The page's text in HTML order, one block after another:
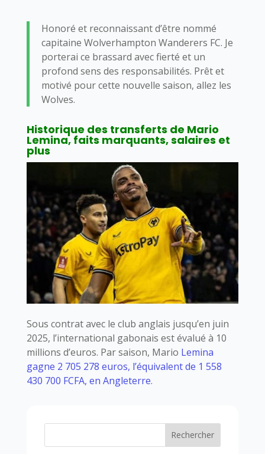
Honoré et reconnaissant d’être nommé
capitaine Wolverhampton Wanderers FC. Je
porterai ce brassard avec fierté et un
profond sens des responsabilités. Prêt et
motivé pour cette nouvelle saison, allez les
Wolves.
Historique des transferts de Mario
Lemina, faits marquants, salaires et
plus
Sous contrat avec le club anglais jusqu’en juin
2025, l’international gabonais est évalué à 10
millions d’euros. Par saison, Mario Lemina
gagne 2 705 278 euros, l’équivalent de 1 558
430 700 FCFA, en Angleterre.
Rechercher